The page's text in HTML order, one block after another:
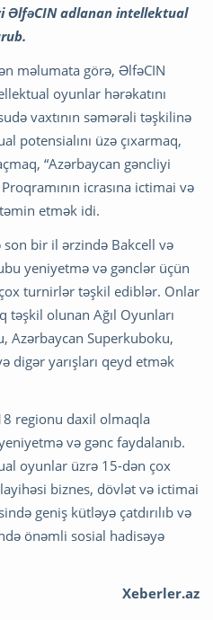
ƏlfəCIN adlanan intellektual
məlumata görə, ƏlfəCIN
oyunlar hərəkatını
vaxtının səmərəli təşkilinə
potensialını üzə çıxarmaq,
“Azərbaycan gəncliyi
icrasına ictimai və
etmək idi.
bir il ərzində Bakcell və
yeniyetmə və gənclər üçün
turnirlər təşkil ediblər. Onlar
təşkil olunan Ağıl Oyunları
Azərbaycan Superkuboku,
digər yarışları qeyd etmək
regionu daxil olmaqla
və gənc faydalanıb.
oyunlar üzrə 15-dən çox
biznes, dövlət və ictimai
geniş kütləyə çatdırılıb və
önəmli sosial hadisəyə
Xeberler.az